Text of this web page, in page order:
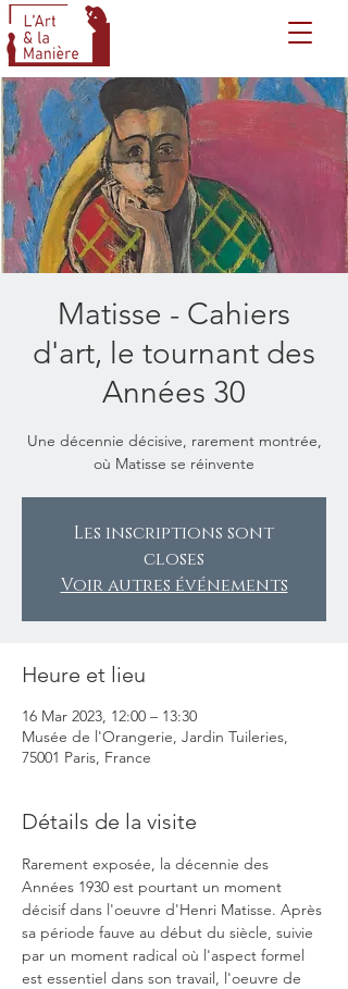
Matisse - Cahiers
d'art, le tournant des
Années 30
Une décennie décisive, rarement montrée,
où Matisse se réinvente
Les inscriptions sont
closes
Voir autres événements
Heure et lieu
16 Mar 2023, 12:00 – 13:30
Musée de l'Orangerie, Jardin Tuileries,
75001 Paris, France
Détails de la visite
Rarement exposée, la décennie des
Années 1930 est pourtant un moment
décisif dans l'oeuvre d'Henri Matisse. Après
sa période fauve au début du siècle, suivie
par un moment radical où l'aspect formel
est essentiel dans son travail, l'oeuvre de